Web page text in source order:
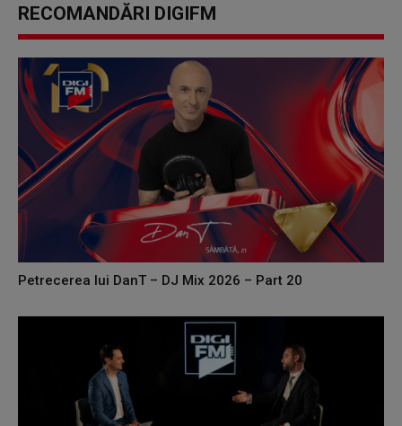
RECOMANDĂRI DIGIFM
Petrecerea lui DanT – DJ Mix 2026 – Part 20